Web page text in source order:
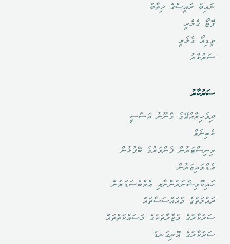
ނައިބު ރައީސްގެ ޚިތާބު
ފޮޓޯ ގެލެރީ
ވީޑިއޯ ގެލެރީ
ސަރުކާރު
ސަރުކާރު
ދިވެހިރާއްޖޭގެ ގާނޫނު އަސާސީ
ކެބިނެޓް
މިނިސްޓަރުން ފެންވަރުގެ ބޭފުޅުން
އެޑްވައިޒަރުން
ހައިކޮމިޝަނަރުންނާއި އެމްބެސަޑަރުން
ދައުލަތުގެ މުއައްސަސާތައް
ސަރުކާރުގެ ވުޒާރާތަކުގެ މަސައްކަތްތައް
ސަރުކާރުގެ އޮނިގަނޑު